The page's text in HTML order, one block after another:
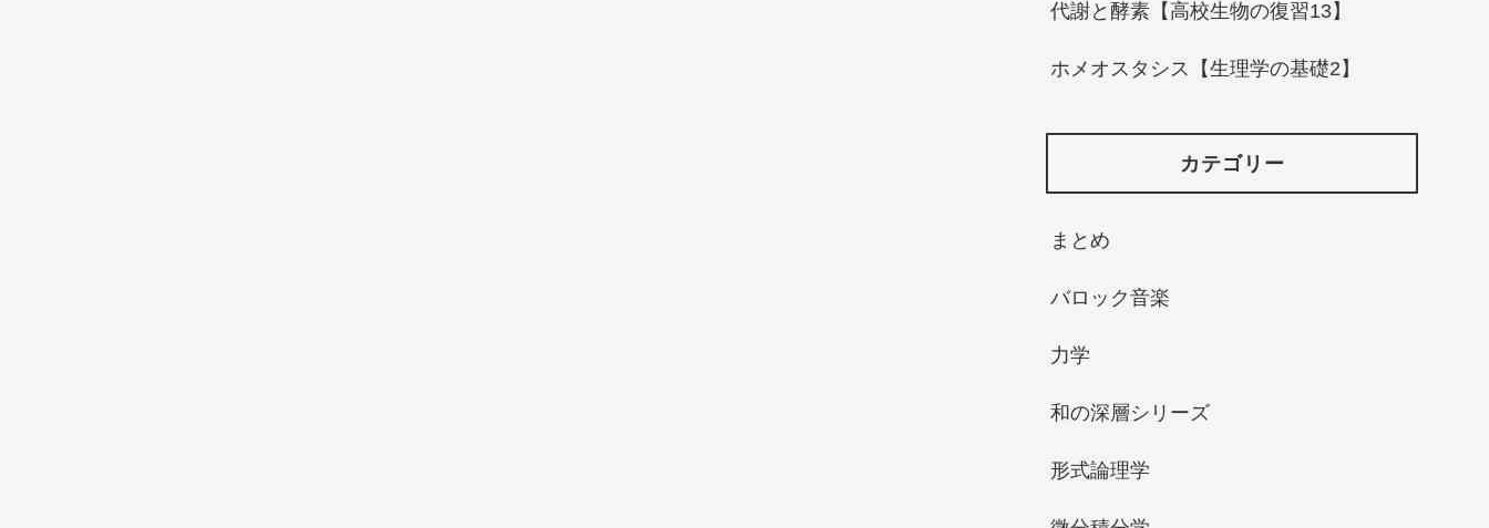
代謝と酵素【高校生物の復習13】
ホメオスタシス【生理学の基礎2】
カテゴリー
まとめ
バロック音楽
力学
和の深層シリーズ
形式論理学